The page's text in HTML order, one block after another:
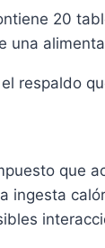
20
una
respaldo
que
ingesta